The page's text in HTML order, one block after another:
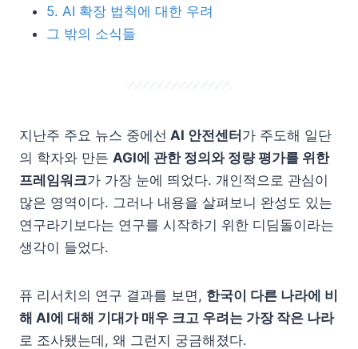
5. AI 확장 법칙에 대한 우려
그 밖의 소식들
지난주 주요 뉴스 중에선 AI 안전센터 가 주도해 일단
의 학자와 만든 AGI에 관한 정의와 정량 평가를 위한
프레임워크가 가장 눈에 띄었다. 개인적으로 관심이
많은 영역이다. 그러나 내용을 살펴보니 완성도 있는
연구라기보다는 연구를 시작하기 위한 디딤돌이라는
생각이 들었다.
퓨 리서치의 연구 결과를 보면, 한국이 다른 나라에 비
해 AI에 대해 기대가 매우 크고 우려는 가장 작은 나라
로 조사됐는데, 왜 그런지 궁금해졌다.